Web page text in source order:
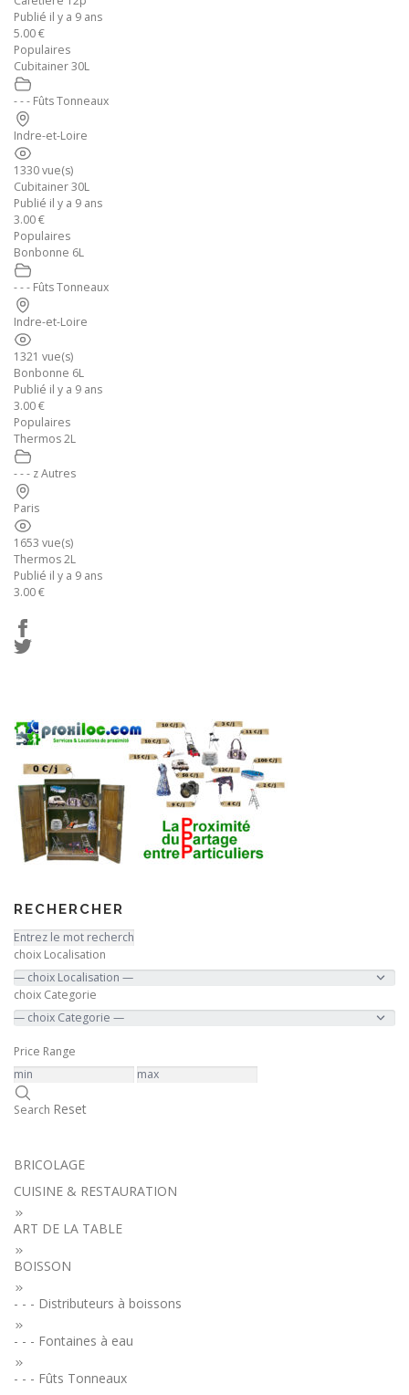
Publié il y a 9 ans
5.00 €
Populaires
Cubitainer 30L
- - - Fûts Tonneaux
Indre-et-Loire
1330 vue(s)
Cubitainer 30L
Publié il y a 9 ans
3.00 €
Populaires
Bonbonne 6L
- - - Fûts Tonneaux
Indre-et-Loire
1321 vue(s)
Bonbonne 6L
Publié il y a 9 ans
3.00 €
Populaires
Thermos 2L
- - - z Autres
Paris
1653 vue(s)
Thermos 2L
Publié il y a 9 ans
3.00 €
RECHERCHER
choix Localisation
choix Categorie
Price Range
Search Reset
BRICOLAGE
CUISINE & RESTAURATION
ART DE LA TABLE
BOISSON
- - - Distributeurs à boissons
- - - Fontaines à eau
- - - Fûts Tonneaux